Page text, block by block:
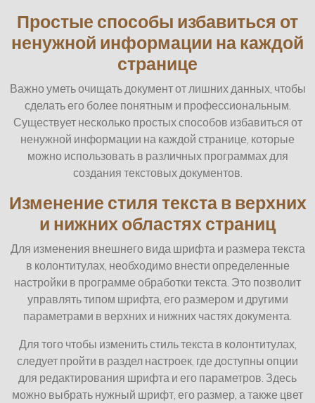
Простые способы избавиться от
ненужной информации на каждой
странице
Важно уметь очищать документ от лишних данных, чтобы
сделать его более понятным и профессиональным.
Существует несколько простых способов избавиться от
ненужной информации на каждой странице, которые
можно использовать в различных программах для
создания текстовых документов.
Изменение стиля текста в верхних
и нижних областях страниц
Для изменения внешнего вида шрифта и размера текста
в колонтитулах, необходимо внести определенные
настройки в программе обработки текста. Это позволит
управлять типом шрифта, его размером и другими
параметрами в верхних и нижних частях документа.
Для того чтобы изменить стиль текста в колонтитулах,
следует пройти в раздел настроек, где доступны опции
для редактирования шрифта и его параметров. Здесь
можно выбрать нужный шрифт, его размер, а также цвет